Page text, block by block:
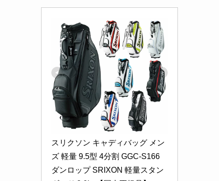
スリクソン キャディバッグ メン
ズ 軽量 9.5型 4分割 GGC-S166
ダンロップ SRIXON 軽量スタン